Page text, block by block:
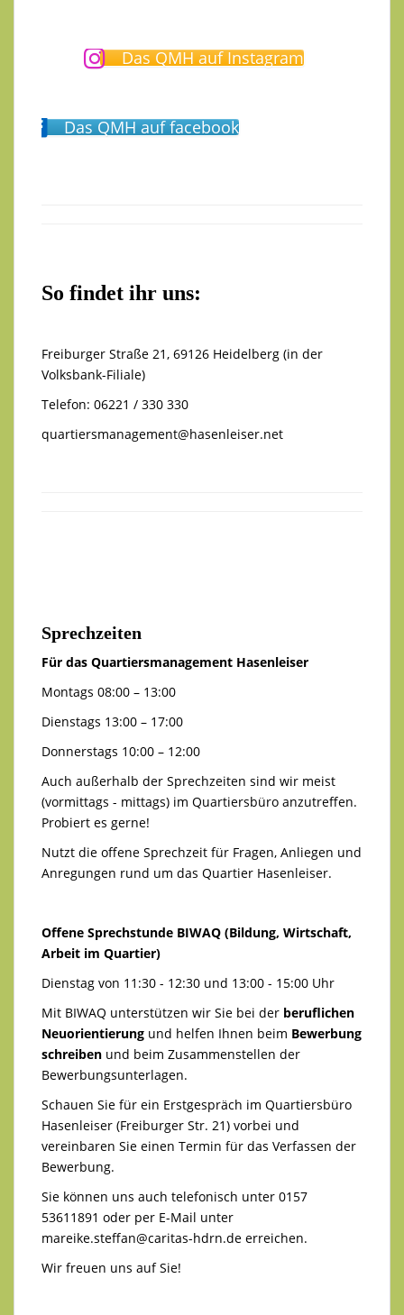
Das QMH auf Instagram
Das QMH auf facebook
So findet ihr uns:
Freiburger Straße 21, 69126 Heidelberg (in der
Volksbank-Filiale)
Telefon: 06221 / 330 330
quartiersmanagement@hasenleiser.net
Sprechzeiten
Für das Quartiersmanagement Hasenleiser
Montags 08:00 – 13:00
Dienstags 13:00 – 17:00
Donnerstags 10:00 – 12:00
Auch außerhalb der Sprechzeiten sind wir meist
(vormittags - mittags) im Quartiersbüro anzutreffen.
Probiert es gerne!
Nutzt die offene Sprechzeit für Fragen, Anliegen und
Anregungen rund um das Quartier Hasenleiser.
Offene Sprechstunde BIWAQ (Bildung, Wirtschaft,
Arbeit im Quartier)
Dienstag von 11:30 - 12:30 und 13:00 - 15:00 Uhr
Mit BIWAQ unterstützen wir Sie bei der beruflichen
Neuorientierung und helfen Ihnen beim Bewerbung
schreiben und beim Zusammenstellen der
Bewerbungsunterlagen.
Schauen Sie für ein Erstgespräch im Quartiersbüro
Hasenleiser (Freiburger Str. 21) vorbei und
vereinbaren Sie einen Termin für das Verfassen der
Bewerbung.
Sie können uns auch telefonisch unter 0157
53611891 oder per E-Mail unter
mareike.steffan@caritas-hdrn.de erreichen.
Wir freuen uns auf Sie!